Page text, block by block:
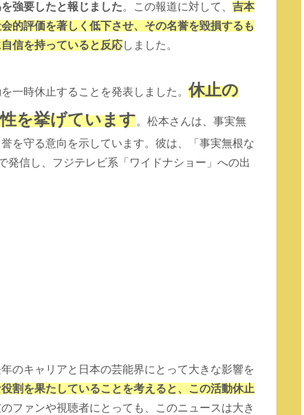
強要したと報じました。この報道に対して、 吉本
的評価を著しく低下させ、その名誉を毀損するも
自信を持っていると反応しました。
一時休止することを発表しました。休止の
を挙げています。松本さんは、事実無
を守る意向を示しています。彼は、「事実無根な
発信し、フジテレビ系「ワイドナショー」への出
のキャリアと日本の芸能界にとって大きな影響を
割を果たしていることを考えると、この活動休止
ファンや視聴者にとっても、このニュースは大き